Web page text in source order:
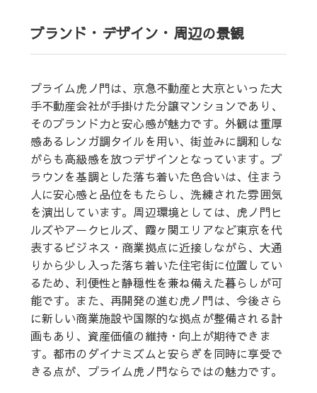
ブランド・デザイン・周辺の景観
プライム虎ノ門は、京急不動産と大京といった大
手不動産会社が手掛けた分譲マンションであり、
そのブランド力と安心感が魅力です。外観は重厚
感あるレンガ調タイルを用い、街並みに調和しな
がらも高級感を放つデザインとなっています。ブ
ラウンを基調とした落ち着いた色合いは、住まう
人に安心感と品位をもたらし、洗練された雰囲気
を演出しています。周辺環境としては、虎ノ門ヒ
ルズやアークヒルズ、霞ヶ関エリアなど東京を代
表するビジネス・商業拠点に近接しながら、大通
りから少し入った落ち着いた住宅街に位置してい
るため、利便性と静穏性を兼ね備えた暮らしが可
能です。また、再開発の進む虎ノ門は、今後さら
に新しい商業施設や国際的な拠点が整備される計
画もあり、資産価値の維持・向上が期待できま
す。都市のダイナミズムと安らぎを同時に享受で
きる点が、プライム虎ノ門ならではの魅力です。